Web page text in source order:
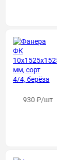
930 ₽/шт